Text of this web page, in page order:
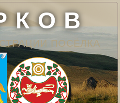
К О В
ПОСЁЛКА